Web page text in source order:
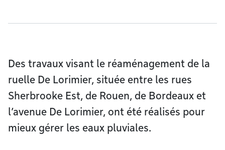
Des travaux visant le réaménagement de la
ruelle De Lorimier, située entre les rues
Sherbrooke Est, de Rouen, de Bordeaux et
l’avenue De Lorimier, ont été réalisés pour
mieux gérer les eaux pluviales.